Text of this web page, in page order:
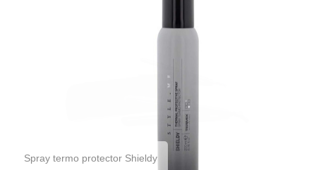
Plancha Slim